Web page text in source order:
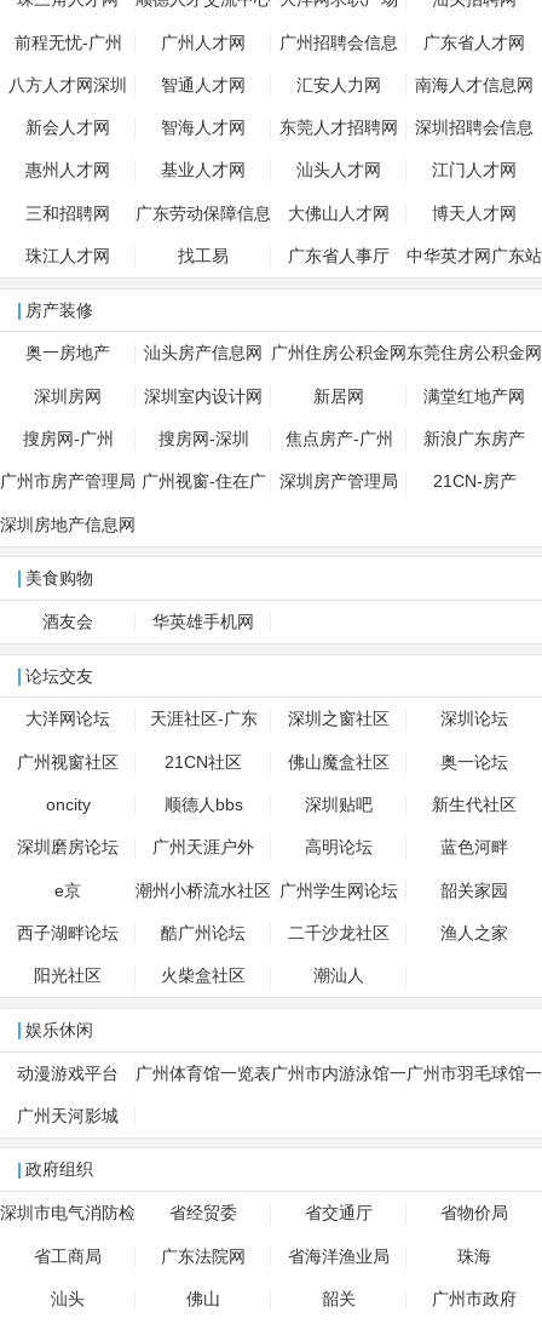
前程无忧-广州 广州人才网 广州招聘会信息 广东省人才网
八方人才网深圳 智通人才网 汇安人力网 南海人才信息网
新会人才网 智海人才网 东莞人才招聘网 深圳招聘会信息
惠州人才网 基业人才网 汕头人才网 江门人才网
三和招聘网 广东劳动保障信息
网
大佛山人才网 博天人才网
珠江人才网 找工易 广东省人事厅 中华英才网广东站
房产装修
奥一房地产 汕头房产信息网 广州住房公积金网 东莞住房公积金网
深圳房网 深圳室内设计网 新居网 满堂红地产网
搜房网-广州 搜房网-深圳 焦点房产-广州 新浪广东房产
广州市房产管理局 广州视窗-住在广 深圳房产管理局 21CN-房产
深圳房地产信息网
美食购物
酒友会 华英雄手机网
论坛交友
大洋网论坛 天涯社区-广东 深圳之窗社区 深圳论坛
广州视窗社区 21CN社区 佛山魔盒社区 奥一论坛
oncity 顺德人bbs 深圳贴吧 新生代社区
深圳磨房论坛 广州天涯户外 高明论坛 蓝色河畔
e京 潮州小桥流水社区 广州学生网论坛 韶关家园
西子湖畔论坛 酷广州论坛 二千沙龙社区 渔人之家
阳光社区 火柴盒社区 潮汕人
娱乐休闲
动漫游戏平台 广州体育馆一览表 广州市内游泳馆一 广州市羽毛球馆一
广州天河影城
政府组织
深圳市电气消防检
测公司
省经贸委 省交通厅 省物价局
省工商局 广东法院网 省海洋渔业局 珠海
汕头 佛山 韶关 广州市政府